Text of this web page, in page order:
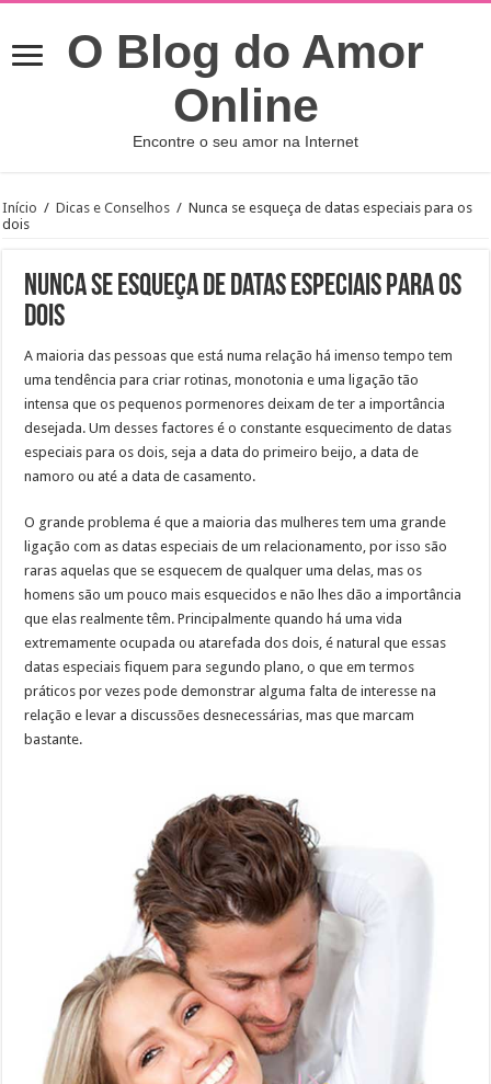
O Blog do Amor
Online
Encontre o seu amor na Internet
Início / Dicas e Conselhos / Nunca se esqueça de datas especiais para os
dois
Nunca se esqueça de datas especiais para os
dois
A maioria das pessoas que está numa relação há imenso tempo tem
uma tendência para criar rotinas, monotonia e uma ligação tão
intensa que os pequenos pormenores deixam de ter a importância
desejada. Um desses factores é o constante esquecimento de datas
especiais para os dois, seja a data do primeiro beijo, a data de
namoro ou até a data de casamento.
O grande problema é que a maioria das mulheres tem uma grande
ligação com as datas especiais de um relacionamento, por isso são
raras aquelas que se esquecem de qualquer uma delas, mas os
homens são um pouco mais esquecidos e não lhes dão a importância
que elas realmente têm. Principalmente quando há uma vida
extremamente ocupada ou atarefada dos dois, é natural que essas
datas especiais fiquem para segundo plano, o que em termos
práticos por vezes pode demonstrar alguma falta de interesse na
relação e levar a discussões desnecessárias, mas que marcam
bastante.